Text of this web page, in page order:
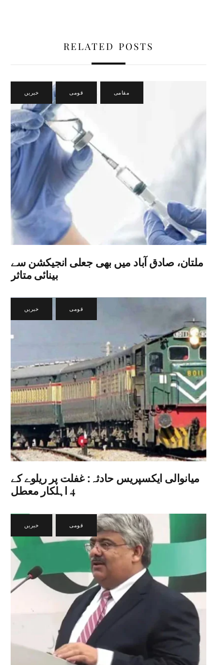
RELATED POSTS
خبریں , قومی مقامی
ملتان، صادق آباد میں بھی جعلی انجیکشن سے
بینائی متاثر
خبریں قومی
میانوالی ایکسپریس حادثہ: غفلت پر ریلوے کے
4 اہلکار معطل
خبریں قومی